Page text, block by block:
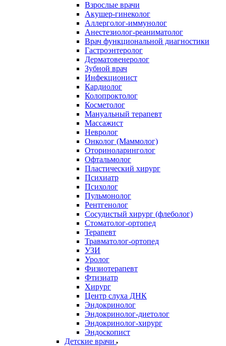
Взрослые врачи
Акушер-гинеколог
Аллерголог-иммунолог
Анестезиолог-реаниматолог
Врач функциональной диагностики
Гастроэнтеролог
Дерматовенеролог
Зубной врач
Инфекционист
Кардиолог
Колопроктолог
Косметолог
Мануальный терапевт
Массажист
Невролог
Онколог (Маммолог)
Оториноларинголог
Офтальмолог
Пластический хирург
Психиатр
Психолог
Пульмонолог
Рентгенолог
Сосудистый хирург (флеболог)
Стоматолог-ортопед
Терапевт
Травматолог-ортопед
УЗИ
Уролог
Физиотерапевт
Фтизиатр
Хирург
Центр слуха ДНК
Эндокринолог
Эндокринолог-диетолог
Эндокринолог-хирург
Эндоскопист
Детские врачи